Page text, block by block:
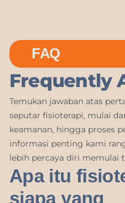
FAQ
Frequently
Temukan jawaban atas
seputar fisioterapi, mulai
keamanan, hingga proses
informasi penting kami
lebih percaya diri memulai
Apa itu
siapa yang